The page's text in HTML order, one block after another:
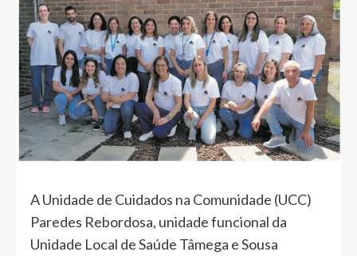
A Unidade de Cuidados na Comunidade (UCC)
Paredes Rebordosa, unidade funcional da
Unidade Local de Saúde Tâmega e Sousa